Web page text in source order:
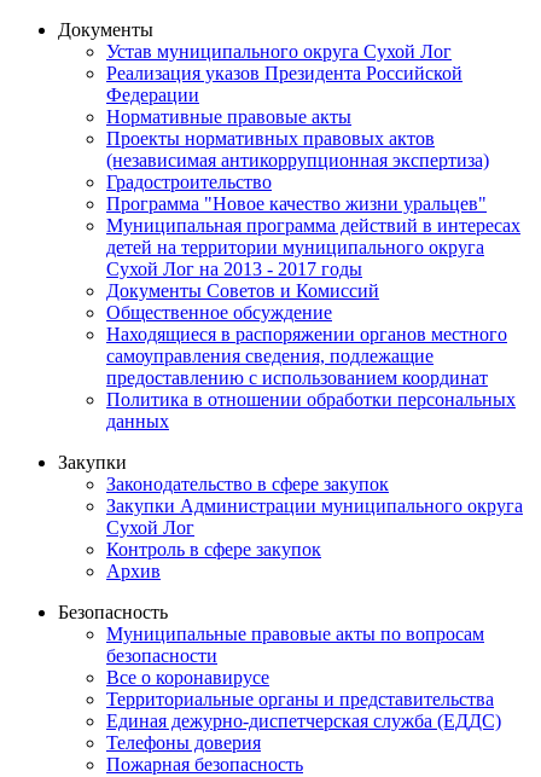
Документы
Устав муниципального округа Сухой Лог
Реализация указов Президента Российской
Федерации
Нормативные правовые акты
Проекты нормативных правовых актов
(независимая антикоррупционная экспертиза)
Градостроительство
Программа "Новое качество жизни уральцев"
Муниципальная программа действий в интересах
детей на территории муниципального округа
Сухой Лог на 2013 - 2017 годы
Документы Советов и Комиссий
Общественное обсуждение
Находящиеся в распоряжении органов местного
самоуправления сведения, подлежащие
предоставлению с использованием координат
Политика в отношении обработки персональных
данных
Закупки
Законодательство в сфере закупок
Закупки Администрации муниципального округа
Сухой Лог
Контроль в сфере закупок
Архив
Безопасность
Муниципальные правовые акты по вопросам
безопасности
Все о коронавирусе
Территориальные органы и представительства
Единая дежурно-диспетчерская служба (ЕДДС)
Телефоны доверия
Пожарная безопасность